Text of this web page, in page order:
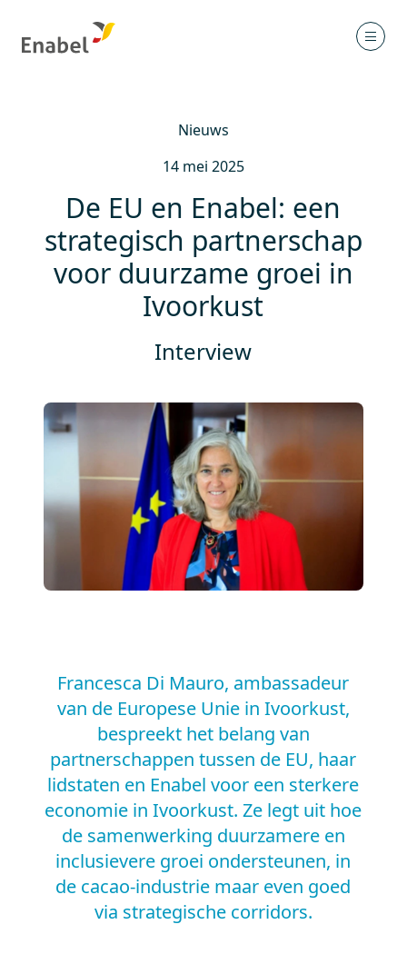
Nieuws
14 mei 2025
De EU en Enabel: een
strategisch partnerschap
voor duurzame groei in
Ivoorkust
Interview
Francesca Di Mauro, ambassadeur
van de Europese Unie in Ivoorkust,
bespreekt het belang van
partnerschappen tussen de EU, haar
lidstaten en Enabel voor een sterkere
economie in Ivoorkust. Ze legt uit hoe
de samenwerking duurzamere en
inclusievere groei ondersteunen, in
de cacao-industrie maar even goed
via strategische corridors.